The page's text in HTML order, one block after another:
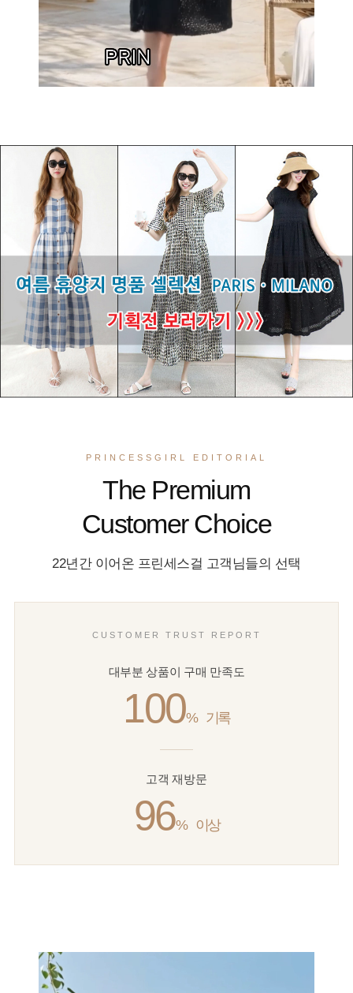
PRINCESSGIRL EDITORIAL
The Premium
Customer Choice
22년간 이어온 프린세스걸 고객님들의 선택
CUSTOMER TRUST REPORT
대부분 상품이 구매 만족도
100% 기록
고객 재방문
96% 이상